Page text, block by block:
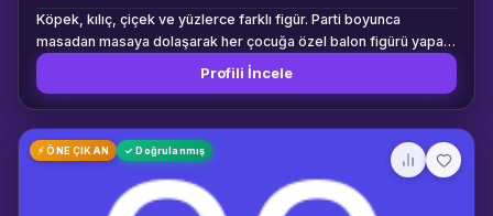
Köpek, kılıç, çiçek ve yüzlerce farklı figür. Parti boyunca
masadan masaya dolaşarak her çocuğa özel balon figürü yapan
uzman sanatçı.
Profili İncele
⚡ ÖNE ÇIKAN ✓ Doğrulanmış